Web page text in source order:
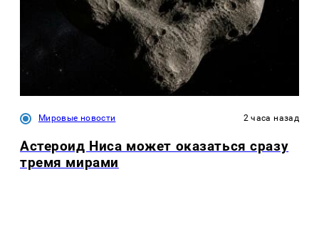
Мировые новости 2 часа назад
Астероид Ниса может оказаться сразу
тремя мирами